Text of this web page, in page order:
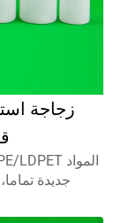
زجاجة
جديدة